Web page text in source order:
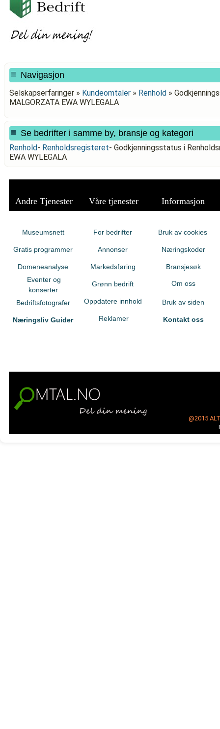
Navigasjon
Selskapserfaringer » Kundeomtaler » Renhold »
MALGORZATA EWA WYLEGALA
Se bedrifter i samme by, bransje og kategori
Renhold- Renholdsregisteret- Godkjenningsstatus i
EWA WYLEGALA
Andre Tjenester Våre tjenester Informasjon
Museumsnett
Gratis programmer
Domeneanalyse
Eventer og
konserter
Bedriftsfotografer
Næringsliv Guider
For bedrifter
Annonser
Markedsføring
Grønn bedrift
Oppdatere innhold
Reklamer
Bruk av cookies
Næringskoder
Bransjesøk
Om oss
Bruk av siden
Kontakt oss
@2015